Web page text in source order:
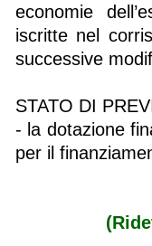
economie
iscritte nel
successive
STATO DI
- la dotazione
per il